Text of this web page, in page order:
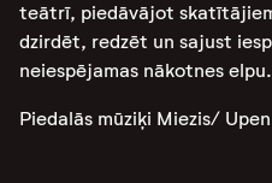
teātrī, piedāvājot
dzirdēt, redzēt un sajust
neiespējamas nākotnes elpu.
Piedalās mūziķi Miezis/